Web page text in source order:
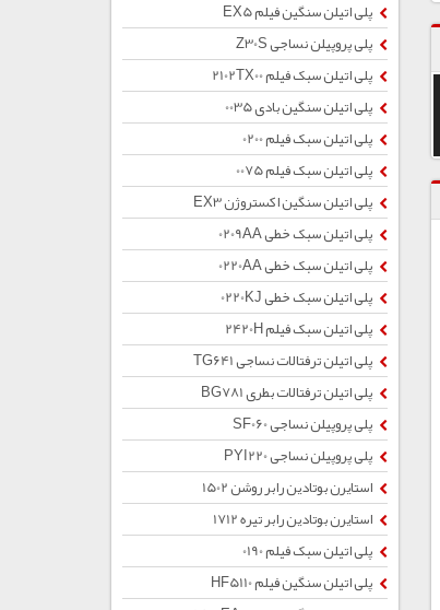
پلی اتیلن سنگین فیلم EX5
پلی پروپیلن نساجی Z30S
پلی اتیلن سبک فیلم 2102TX00
پلی اتیلن سنگین بادی 0035
پلی اتیلن سبک فیلم 0200
پلی اتیلن سبک فیلم 0075
پلی اتیلن سنگین اکستروژن EX3
پلی اتیلن سبک خطی 0209AA
پلی اتیلن سبک خطی 0220AA
پلی اتیلن سبک خطی 0220KJ
پلی اتیلن سبک فیلم 2420H
پلی اتیلن ترفتالات نساجی TG641
پلی اتیلن ترفتالات بطری BG781
پلی پروپیلن نساجی SF060
پلی پروپیلن نساجی PYI220
استایرن بوتادین رابر روشن 1502
استایرن بوتادین رابر تیره 1712
پلی اتیلن سبک فیلم 0190
پلی اتیلن سنگین فیلم HF5110